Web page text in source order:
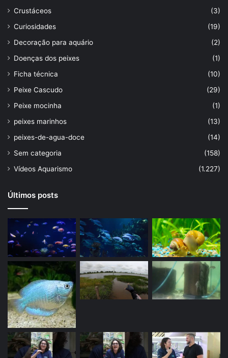
Crustáceos
(3)
Curiosidades
(19)
Decoração para aquário
(2)
Doenças dos peixes
(1)
Ficha técnica
(10)
Peixe Cascudo
(29)
Peixe mocinha
(1)
peixes marinhos
(13)
peixes-de-agua-doce
(14)
Sem categoria
(158)
Vídeos Aquarismo
(1.227)
Últimos posts